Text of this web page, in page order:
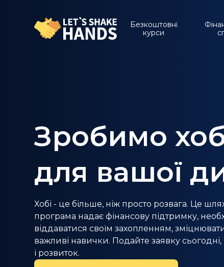
Безкоштовні
курси
Зробимо
для вашої
Хобі - це більше, ніж просто розвага. Це
програма надає фінансову підтримку,
віддаватися своїм захопленням,
важливі навички. Подайте заявку сьогодні,
і розвиток.